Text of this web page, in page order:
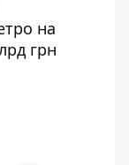
на
грн